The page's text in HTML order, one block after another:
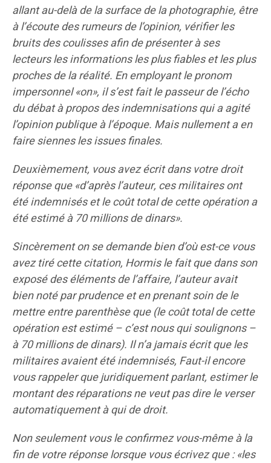
allant au-delà de la surface de la photographie, être
à l’écoute des rumeurs de l’opinion, vérifier les
bruits des coulisses afin de présenter à ses
lecteurs les informations les plus fiables et les plus
proches de la réalité. En employant le pronom
impersonnel «on», il s’est fait le passeur de l’écho
du débat à propos des indemnisations qui a agité
l’opinion publique à l’époque. Mais nullement a en
faire siennes les issues finales.
Deuxièmement, vous avez écrit dans votre droit
réponse que «d’après l’auteur, ces militaires ont
été indemnisés et le coût total de cette opération a
été estimé à 70 millions de dinars».
Sincèrement on se demande bien d’où est-ce vous
avez tiré cette citation, Hormis le fait que dans son
exposé des éléments de l’affaire, l’auteur avait
bien noté par prudence et en prenant soin de le
mettre entre parenthèse que (le coût total de cette
opération est estimé – c’est nous qui soulignons –
à 70 millions de dinars). Il n’a jamais écrit que les
militaires avaient été indemnisés, Faut-il encore
vous rappeler que juridiquement parlant, estimer le
montant des réparations ne veut pas dire le verser
automatiquement à qui de droit.
Non seulement vous le confirmez vous-même à la
fin de votre réponse lorsque vous écrivez que : «les